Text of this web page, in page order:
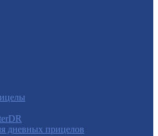
дневных прицелов